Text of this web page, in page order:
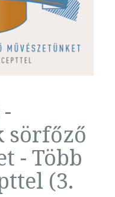
sörfőző
- Több
(3.